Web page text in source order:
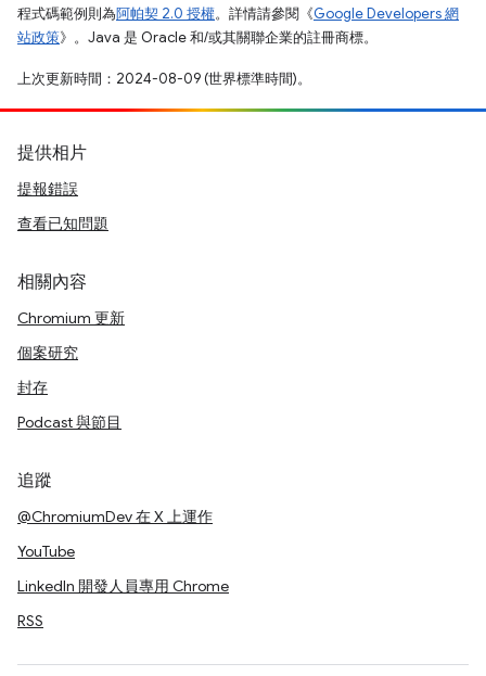
程式碼範例則為阿帕契 2.0 授權。詳情請參閱《Google Developers 網
站政策》。Java 是 Oracle 和/或其關聯企業的註冊商標。
上次更新時間：2024-08-09 (世界標準時間)。
提供相片
提報錯誤
查看已知問題
相關內容
Chromium 更新
個案研究
封存
Podcast 與節目
追蹤
@ChromiumDev 在 X 上運作
YouTube
LinkedIn 開發人員專用 Chrome
RSS